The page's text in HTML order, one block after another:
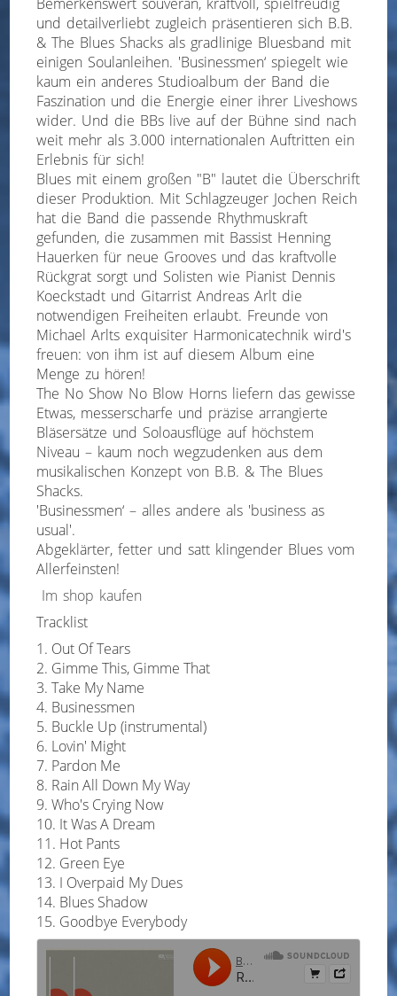
und detailverliebt zugleich präsentieren sich B.B.
& The Blues Shacks als gradlinige Bluesband mit
einigen Soulanleihen. 'Businessmen‘ spiegelt wie
kaum ein anderes Studioalbum der Band die
Faszination und die Energie einer ihrer Liveshows
wider. Und die BBs live auf der Bühne sind nach
weit mehr als 3.000 internationalen Auftritten ein
Erlebnis für sich!
Blues mit einem großen "B" lautet die Überschrift
dieser Produktion. Mit Schlagzeuger Jochen Reich
hat die Band die passende Rhythmuskraft
gefunden, die zusammen mit Bassist Henning
Hauerken für neue Grooves und das kraftvolle
Rückgrat sorgt und Solisten wie Pianist Dennis
Koeckstadt und Gitarrist Andreas Arlt die
notwendigen Freiheiten erlaubt. Freunde von
Michael Arlts exquisiter Harmonicatechnik wird's
freuen: von ihm ist auf diesem Album eine
Menge zu hören!
The No Show No Blow Horns liefern das gewisse
Etwas, messerscharfe und präzise arrangierte
Bläsersätze und Soloausflüge auf höchstem
Niveau – kaum noch wegzudenken aus dem
musikalischen Konzept von B.B. & The Blues
Shacks.
'Businessmen‘ – alles andere als 'business as
usual'.
Abgeklärter, fetter und satt klingender Blues vom
Allerfeinsten!
Im shop kaufen
Tracklist
Out Of Tears
Gimme This, Gimme That
Take My Name
Businessmen
Buckle Up (instrumental)
Lovin' Might
Pardon Me
Rain All Down My Way
Who's Crying Now
It Was A Dream
Hot Pants
Green Eye
I Overpaid My Dues
Blues Shadow
Goodbye Everybody